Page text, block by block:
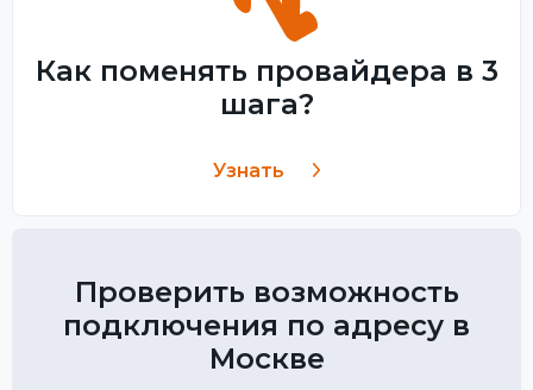
Как поменять провайдера в 3
шага?
Узнать
Проверить возможность
подключения по адресу в
Москве